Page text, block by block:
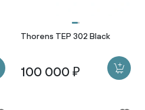
Thorens TEP 302 Black
100 000 ₽